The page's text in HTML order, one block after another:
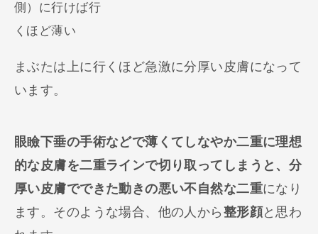
側）に行けば行
くほど薄い
まぶたは上に行くほど急激に分厚い皮膚になって
います。
眼瞼下垂の手術などで薄くてしなやか二重に理想
的な皮膚を二重ラインで切り取ってしまうと、分
厚い皮膚でできた動きの悪い不自然な二重になり
ます。そのような場合、他の人から整形顔と思わ